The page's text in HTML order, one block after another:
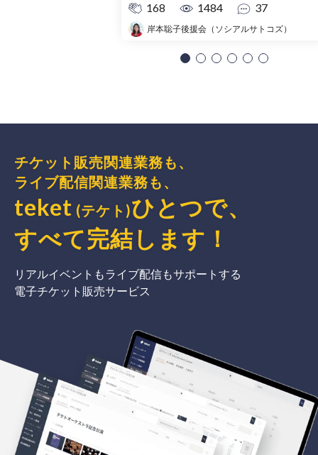
168
1484 37
岸本聡子後援会（ソシアルサトコズ）
チケット販売関連業務も、
ライブ配信関連業務も、
teket (テケト)ひとつで、
すべて完結 します ！
リアルイベントもライブ配信もサポートする
電子チケット販売サービス